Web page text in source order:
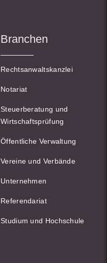
Branchen
Rechtsanwaltskanzlei
Notariat
Steuerberatung und
Wirtschaftsprüfung
Öffentliche Verwaltung
Vereine und Verbände
Unternehmen
Referendariat
Studium und Hochschule